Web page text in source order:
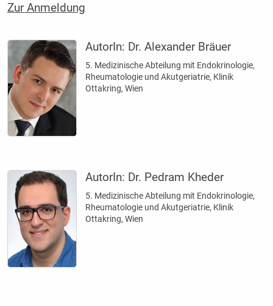
Zur Anmeldung
AutorIn: Dr. Alexander Bräuer
5. Medizinische Abteilung mit Endokrinologie,
Rheumatologie und Akutgeriatrie, Klinik
Ottakring, Wien
AutorIn: Dr. Pedram Kheder
5. Medizinische Abteilung mit Endokrinologie,
Rheumatologie und Akutgeriatrie, Klinik
Ottakring, Wien